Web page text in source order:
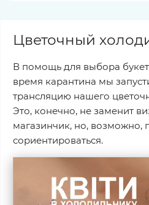
Цветочный
В помощь для выбора
время карантина мы
трансляцию нашего
Это, конечно, не заменит
магазинчик, но, возможно,
сориентироваться.